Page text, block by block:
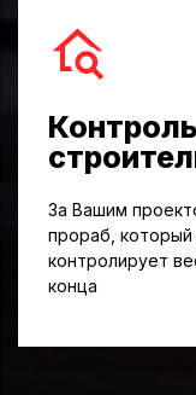
За Вашим
прораб, который
контролирует
конца